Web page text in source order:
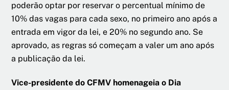
poderão optar por reservar o percentual mínimo de
10% das vagas para cada sexo, no primeiro ano após a
entrada em vigor da lei, e 20% no segundo ano. Se
aprovado, as regras só começam a valer um ano após
a publicação da lei.
Vice-presidente do CFMV homenageia o Dia